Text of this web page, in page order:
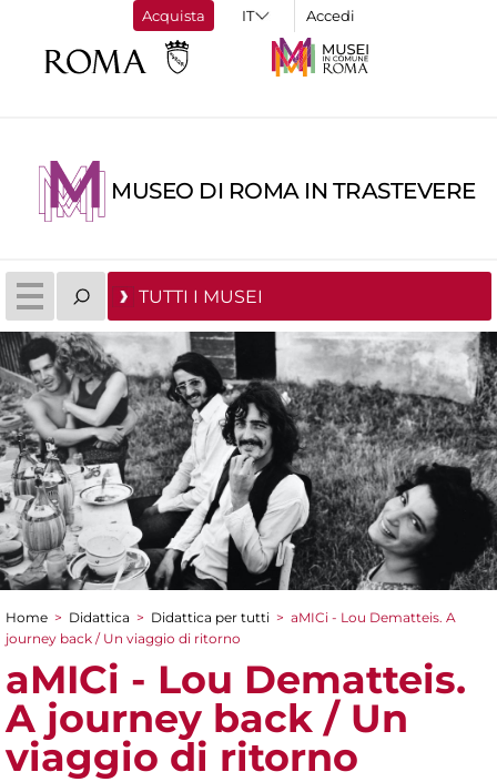
Acquista Accedi
MUSEO DI ROMA IN TRASTEVERE
TUTTI I MUSEI
Tu sei qui
Home > Didattica > Didattica per tutti > aMICi - Lou Dematteis. A
journey back / Un viaggio di ritorno
aMICi - Lou Dematteis.
A journey back / Un
viaggio di ritorno